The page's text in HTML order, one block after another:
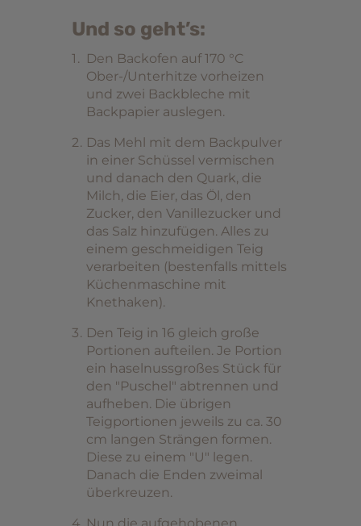
Und so geht’s:
Den Backofen auf 170 °C
Ober-/Unterhitze vorheizen
und zwei Backbleche mit
Backpapier auslegen.
Das Mehl mit dem Backpulver
in einer Schüssel vermischen
und danach den Quark, die
Milch, die Eier, das Öl, den
Zucker, den Vanillezucker und
das Salz hinzufügen. Alles zu
einem geschmeidigen Teig
verarbeiten (bestenfalls mittels
Küchenmaschine mit
Knethaken).
Den Teig in 16 gleich große
Portionen aufteilen. Je Portion
ein haselnussgroßes Stück für
den "Puschel" abtrennen und
aufheben. Die übrigen
Teigportionen jeweils zu ca. 30
cm langen Strängen formen.
Diese zu einem "U" legen.
Danach die Enden zweimal
überkreuzen.